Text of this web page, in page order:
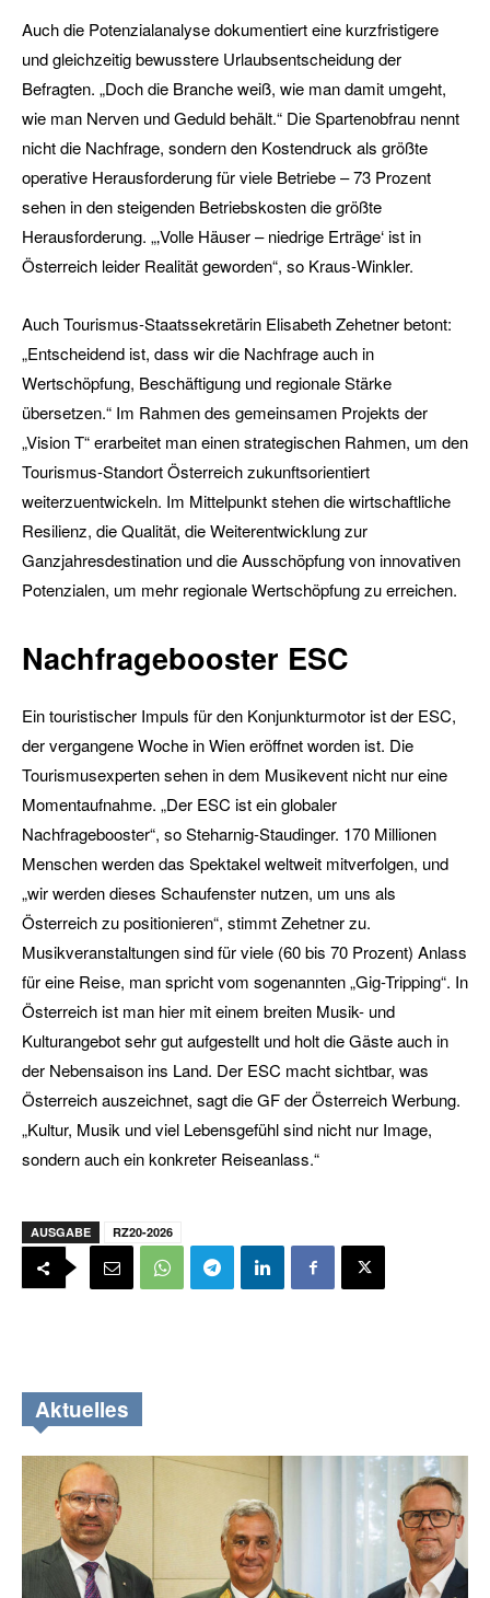
Auch die Potenzialanalyse dokumentiert eine kurzfristigere
und gleichzeitig bewusstere Urlaubsentscheidung der
Befragten. „Doch die Branche weiß, wie man damit umgeht,
wie man Nerven und Geduld behält.“ Die Spartenobfrau nennt
nicht die Nachfrage, sondern den Kostendruck als größte
operative Herausforderung für viele Betriebe – 73 Prozent
sehen in den steigenden Betriebskosten die größte
Herausforderung. „‚Volle Häuser – niedrige Erträge‘ ist in
Österreich leider Realität geworden“, so Kraus-Winkler.
Auch Tourismus-Staatssekretärin Elisabeth Zehetner betont:
„Entscheidend ist, dass wir die Nachfrage auch in
Wertschöpfung, Beschäftigung und regionale Stärke
übersetzen.“ Im Rahmen des gemeinsamen Projekts der
„Vision T“ erarbeitet man einen strategischen Rahmen, um den
Tourismus-Standort Österreich zukunftsorientiert
weiterzuentwickeln. Im Mittelpunkt stehen die wirtschaftliche
Resilienz, die Qualität, die Weiterentwicklung zur
Ganzjahresdestination und die Ausschöpfung von innovativen
Potenzialen, um mehr regionale Wertschöpfung zu erreichen.
Nachfragebooster ESC
Ein touristischer Impuls für den Konjunkturmotor ist der ESC,
der vergangene Woche in Wien eröffnet worden ist. Die
Tourismusexperten sehen in dem Musikevent nicht nur eine
Momentaufnahme. „Der ESC ist ein globaler
Nachfragebooster“, so Steharnig-Staudinger. 170 Millionen
Menschen werden das Spektakel weltweit mitverfolgen, und
„wir werden dieses Schaufenster nutzen, um uns als
Österreich zu positionieren“, stimmt Zehetner zu.
Musikveranstaltungen sind für viele (60 bis 70 Prozent) Anlass
für eine Reise, man spricht vom sogenannten „Gig-Tripping“. In
Österreich ist man hier mit einem breiten Musik- und
Kulturangebot sehr gut aufgestellt und holt die Gäste auch in
der Nebensaison ins Land. Der ESC macht sichtbar, was
Österreich auszeichnet, sagt die GF der Österreich Werbung.
„Kultur, Musik und viel Lebensgefühl sind nicht nur Image,
sondern auch ein konkreter Reiseanlass.“
AUSGABE RZ20-2026
Aktuelles